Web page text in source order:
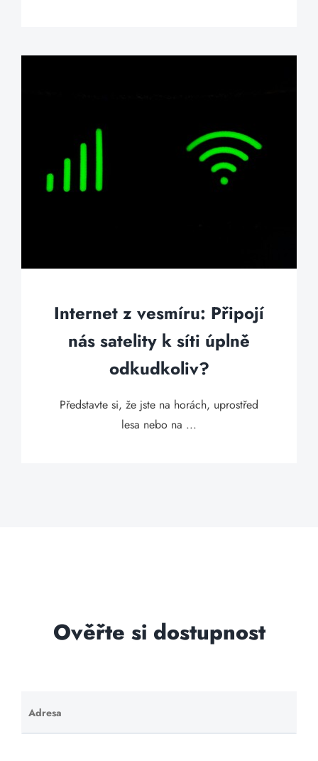
Internet z vesmíru: Připojí
nás satelity k síti úplně
odkudkoliv?
Představte si, že jste na horách, uprostřed
lesa nebo na ...
Ověřte si dostupnost
Adresa
Ponechte
toto pole